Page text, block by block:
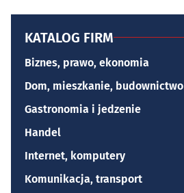
KATALOG FIRM
Biznes, prawo, ekonomia
Dom, mieszkanie, budownictwo
Gastronomia i jedzenie
Handel
Internet, komputery
Komunikacja, transport